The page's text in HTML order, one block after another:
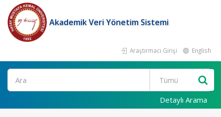
Akademik Veri Yönetim Sistemi
Araştırmacı Girişi English
Ara
Detaylı Arama